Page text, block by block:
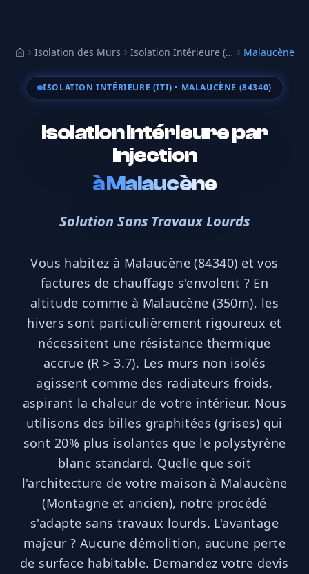
AccueilIsolation des Murs Isolation Intérieure (ITI) Malaucène
ISOLATION INTÉRIEURE (ITI) • MALAUCÈNE (84340)
Isolation Intérieure par
Injection
àMalaucène
Solution Sans Travaux Lourds
Vous habitez à Malaucène (84340) et vos
factures de chauffage s'envolent ? En
altitude comme à Malaucène (350m), les
hivers sont particulièrement rigoureux et
nécessitent une résistance thermique
accrue (R > 3.7). Les murs non isolés
agissent comme des radiateurs froids,
aspirant la chaleur de votre intérieur. Nous
utilisons des billes graphitées (grises) qui
sont 20% plus isolantes que le polystyrène
blanc standard. Quelle que soit
l'architecture de votre maison à Malaucène
(Montagne et ancien), notre procédé
s'adapte sans travaux lourds. L'avantage
majeur ? Aucune démolition, aucune perte
de surface habitable. Demandez votre devis